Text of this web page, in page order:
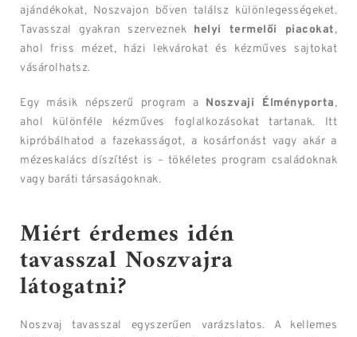
ajándékokat, Noszvajon bőven találsz különlegességeket.
Tavasszal gyakran szerveznek helyi termelői piacokat,
ahol friss mézet, házi lekvárokat és kézműves sajtokat
vásárolhatsz.
Egy másik népszerű program a Noszvaji Élményporta,
ahol különféle kézműves foglalkozásokat tartanak. Itt
kipróbálhatod a fazekasságot, a kosárfonást vagy akár a
mézeskalács díszítést is – tökéletes program családoknak
vagy baráti társaságoknak.
Miért érdemes idén
tavasszal Noszvajra
látogatni?
Noszvaj tavasszal egyszerűen varázslatos. A kellemes